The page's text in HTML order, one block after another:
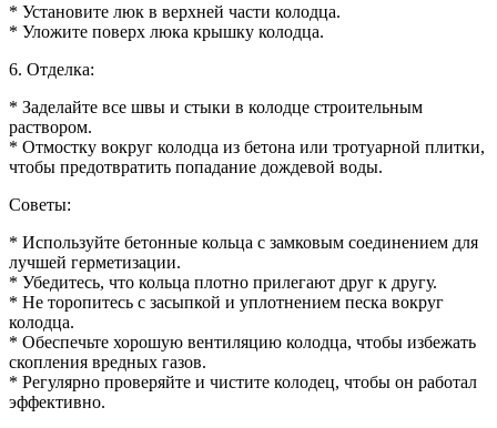
* Установите люк в верхней части колодца.
* Уложите поверх люка крышку колодца.
6. Отделка:
* Заделайте все швы и стыки в колодце строительным
раствором.
* Отмостку вокруг колодца из бетона или тротуарной плитки,
чтобы предотвратить попадание дождевой воды.
Советы:
* Используйте бетонные кольца с замковым соединением для
лучшей герметизации.
* Убедитесь, что кольца плотно прилегают друг к другу.
* Не торопитесь с засыпкой и уплотнением песка вокруг
колодца.
* Обеспечьте хорошую вентиляцию колодца, чтобы избежать
скопления вредных газов.
* Регулярно проверяйте и чистите колодец, чтобы он работал
эффективно.